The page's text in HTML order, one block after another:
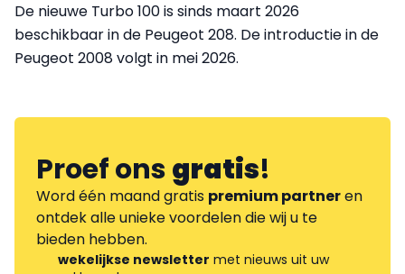
De nieuwe Turbo 100 is sinds maart 2026
beschikbaar in de Peugeot 208. De introductie in de
Peugeot 2008 volgt in mei 2026.
Proef onsgratis!
Word één maand gratis premium partneren
ontdek alle unieke voordelen die wij u te
bieden hebben.
wekelijkse newsletter met nieuws uit uw